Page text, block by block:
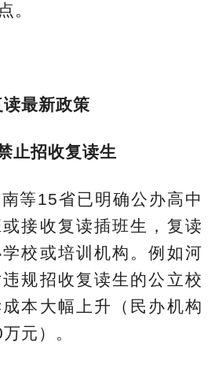
。
最新政策
止招收复读生
等15省已明确公办高中
接收复读插班生，复读
校或培训机构。例如河
规招收复读生的公立校
本大幅上升（民办机构
元）。